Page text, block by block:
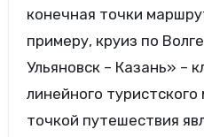
конечная точки
примеру, круиз по
Ульяновск – Казань» –
линейного
точкой путешествия